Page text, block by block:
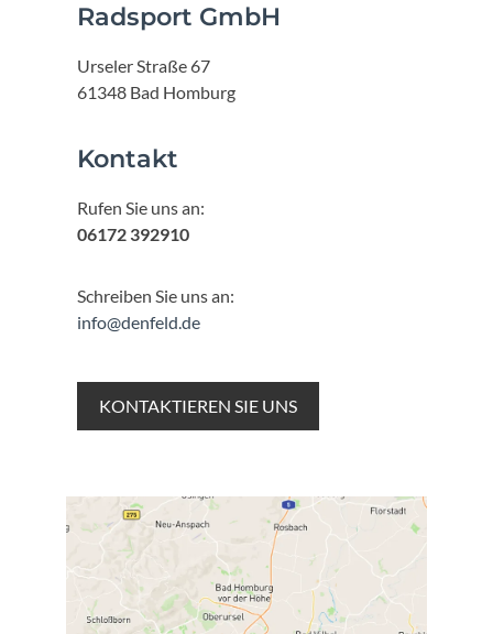
Radsport GmbH
Urseler Straße 67
61348 Bad Homburg
Kontakt
Rufen Sie uns an:
06172 392910
Schreiben Sie uns an:
info@denfeld.de
KONTAKTIEREN SIE UNS